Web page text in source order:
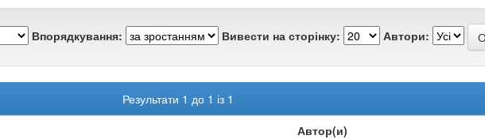
Впорядкування: Вивести на сторінку: Автори:
Результати 1 до 1 із 1
Автор(и)